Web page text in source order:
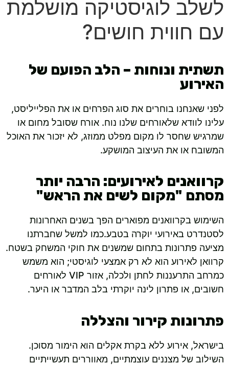
לשלב לוגיסטיקה מושלמת
עם חווית חושים?
תשתית ונוחות – הלב הפועם של
האירוע
לפני שאנחנו בוחרים את סוג הפרחים או את הפלייליסט,
עלינו לוודא שלאורחים שלנו נוח. אורח שסובל מחום או
שמרגיש שחסר לו מקום מפלט ממוזג, לא יזכור את האוכל
המשובח או את העיצוב המושקע.
קרוואנים לאירועים: הרבה יותר
מסתם "מקום לשים את הראש"
השימוש בקרוואנים מפוארים הפך בשנים האחרונות
לסטנדרט באירועי יוקרה בטבע.כמו למשל שחברתנו
מציעה פתרונות בתחום שמשנים את חוקי המשחק בשטח.
קרוואן לאירוע הוא לא רק אמצעי לוגיסטי; הוא משמש
כמרחב התרעננות לחתן ולכלה, אזור VIP לאורחים
חשובים, או פתרון לינה יוקרתי בלב המדבר או היער.
פתרונות קירור והצללה
בישראל, אירוע ללא בקרת אקלים הוא הימור מסוכן.
השילוב של מצננים עוצמתיים, מאווררים תעשייתיים